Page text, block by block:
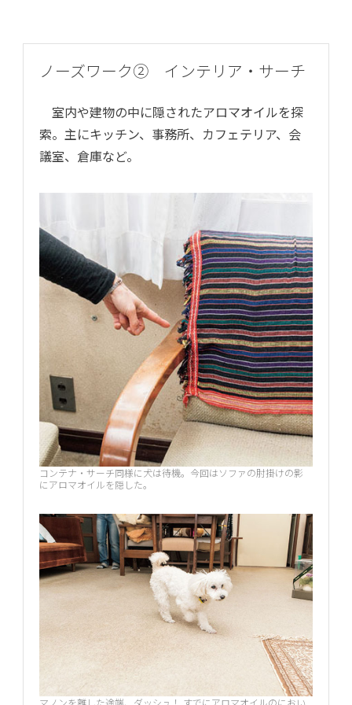
ノーズワーク② インテリア・サーチ
室内や建物の中に隠されたアロマオイルを探
索。主にキッチン、事務所、カフェテリア、会
議室、倉庫など。
コンテナ・サーチ同様に犬は待機。今回はソファの肘掛けの影
にアロマオイルを隠した。
マノンを離した途端、ダッシュ！ すでにアロマオイルのにおい